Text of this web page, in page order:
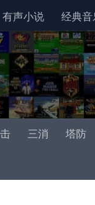
有声小说 经典音
三消 塔防